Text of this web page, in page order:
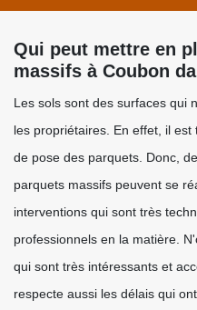
Qui peut mettre en
massifs à Coubon
Les sols sont des surfaces qui
les propriétaires. En effet, il
de pose des parquets. Donc,
parquets massifs peuvent se
interventions qui sont très
professionnels en la matière.
qui sont très intéressants et
respecte aussi les délais qui